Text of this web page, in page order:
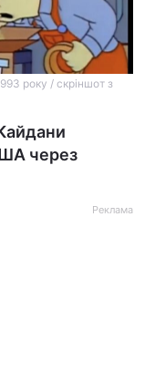
року / скріншот з
через
Реклама